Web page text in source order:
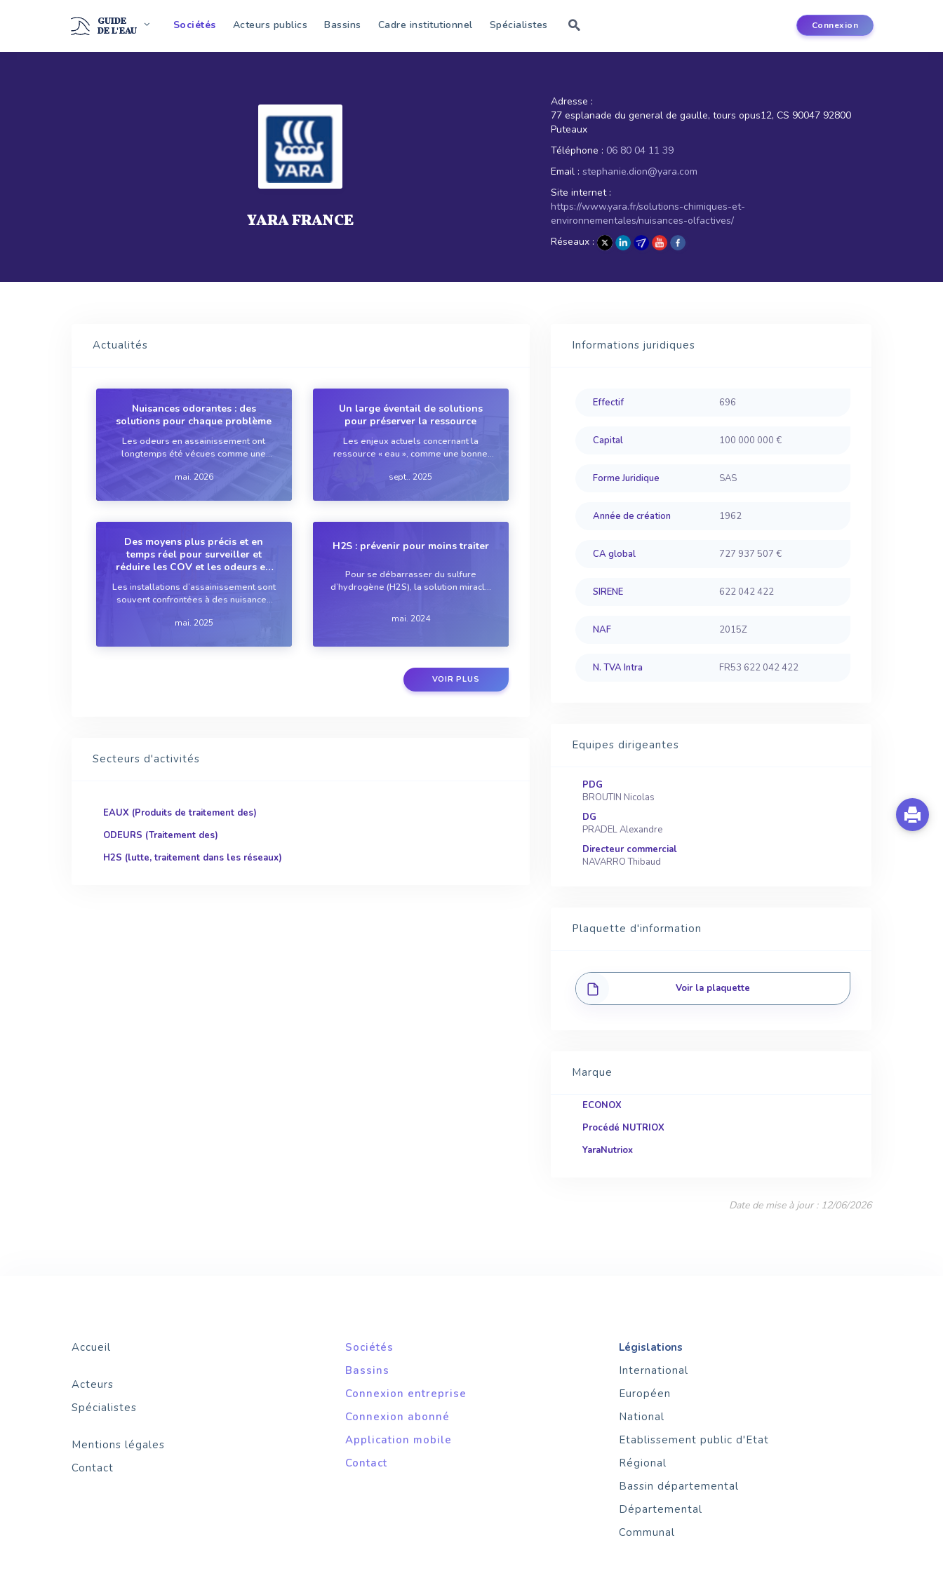
GUIDE
DE L'EAU Sociétés Acteurs publics Bassins Cadre institutionnel Spécialistes Connexion
YARA FRANCE
Adresse :
77 esplanade du general de gaulle, tours opus12, CS 90047 92800
Puteaux
Téléphone : 06 80 04 11 39
Email : stephanie.dion@yara.com
Site internet :
https://www.yara.fr/solutions-chimiques-et-
environnementales/nuisances-olfactives/
Réseaux :
Actualités
Nuisances odorantes : des
solutions pour chaque problème
Les odeurs en assainissement ont
longtemps été vécues comme une
réseaux d’assainissement aux filtres
existent aujourd'hui pour chaque source
mai. 2026
Un large éventail de solutions
pour préserver la ressource
Les enjeux actuels concernant la
ressource « eau », comme une bonne
hydrique ou le respect de
plus strictes en matière de qualité de
sept.. 2025
Des moyens plus précis et en
temps réel pour surveiller et
réduire les COV et les odeurs en
Les installations d’assainissement sont
souvent confrontées à des nuisances
organiques volatils (COV), pouvant
quotidien des riverains. Les avancées
mai. 2025
H2S : prévenir pour moins traiter
Pour se débarrasser du sulfure
d’hydrogène (H2S), la solution miracle
station d’épuration est différent et que
tout au long d...
mai. 2024
VOIR PLUS
Secteurs d'activités
EAUX (Produits de traitement des)
ODEURS (Traitement des)
H2S (lutte, traitement dans les réseaux)
Informations juridiques
Effectif 696
Capital 100 000 000 €
Forme Juridique SAS
Année de création 1962
CA global 727 937 507 €
SIRENE 622 042 422
NAF 2015Z
N. TVA Intra FR53 622 042 422
Equipes dirigeantes
PDG
BROUTIN Nicolas
DG
PRADEL Alexandre
Directeur commercial
NAVARRO Thibaud
Plaquette d'information
Voir la plaquette
Marque
ECONOX
Procédé NUTRIOX
YaraNutriox
Date de mise à jour : 12/06/2026
Accueil
Acteurs
Spécialistes
Mentions légales
Contact
Sociétés
Bassins
Connexion entreprise
Connexion abonné
Application mobile
Contact
Législations
International
Européen
National
Etablissement public d'Etat
Régional
Bassin départemental
Départemental
Communal